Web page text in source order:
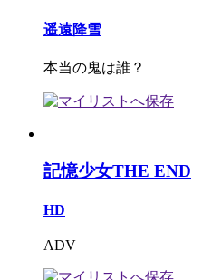
遥遠降雪
本当の鬼は誰？
記憶少女THE END
HD
ADV